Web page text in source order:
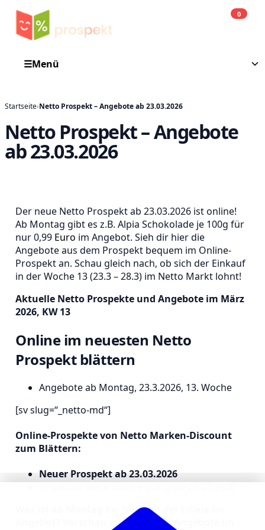
0
☰Menü
Startseite›Netto Prospekt – Angebote ab 23.03.2026
Netto Prospekt – Angebote
ab 23.03.2026
Der neue Netto Prospekt ab 23.03.2026 ist online!
Ab Montag gibt es z.B. Alpia Schokolade je 100g für
nur 0,99 Euro im Angebot. Sieh dir hier die
Angebote aus dem Prospekt bequem im Online-
Prospekt an. Schau gleich nach, ob sich der Einkauf
in der Woche 13 (23.3 – 28.3) im Netto Markt lohnt!
Aktuelle Netto Prospekte und Angebote im März
2026, KW 13
Online im neuesten Netto
Prospekt blättern
Angebote ab Montag, 23.3.2026, 13. Woche
[sv slug=“_netto-md“]
Online-Prospekte von Netto Marken-Discount
zum Blättern:
Neuer Prospekt ab 23.03.2026
Was ist ab Montag bei Netto in der Filiale im
Angebot? Vorschau auf die Netto Angebote im